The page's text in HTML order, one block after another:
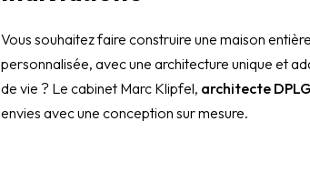
Vous souhaitez faire construire une maison
personnalisée, avec une architecture unique et
de vie ? Le cabinet Marc Klipfel, architecte DPLG
envies avec une conception sur mesure.